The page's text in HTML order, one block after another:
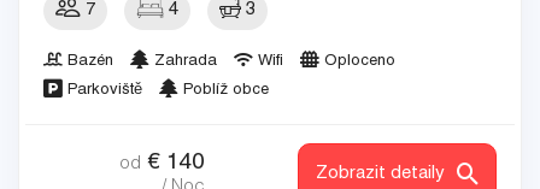
7 4 3
Bazén Zahrada Wifi
Oploceno
Parkoviště
Poblíž obce
od € 140 Zobrazit detaily